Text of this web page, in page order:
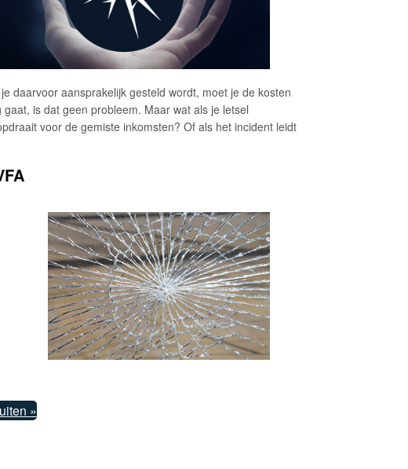
daarvoor aansprakelijk gesteld wordt, moet je de kosten
is dat geen probleem. Maar wat als je letsel
voor de gemiste inkomsten? Of als het incident leidt
»